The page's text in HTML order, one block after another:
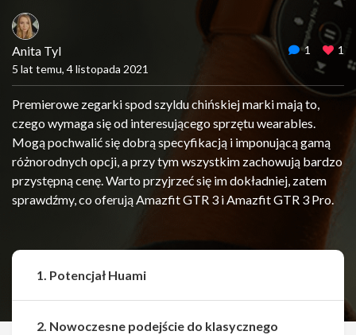
Anita Tyl
5 lat temu, 4 listopada 2021
1 1
Premierowe zegarki spod szyldu chińskiej marki mają to,
czego wymaga się od interesującego sprzętu wearables.
Mogą pochwalić się dobrą specyfikacją i imponującą gamą
różnorodnych opcji, a przy tym wszystkim zachowują bardzo
przystępną cenę. Warto przyjrzeć się im dokładniej, zatem
sprawdźmy, co oferują Amazfit GTR 3 i Amazfit GTR 3 Pro.
1. Potencjał Huami
2. Nowoczesne podejście do klasycznego